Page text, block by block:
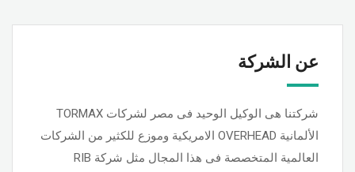
عن الشركة
شركتنا هى الوكيل الوحيد فى مصر لشركات TORMAX
الألمانية OVERHEAD الامريكية وموزع للكثير من الشركات
العالمية المتخصصة فى هذا المجال مثل شركة RIB